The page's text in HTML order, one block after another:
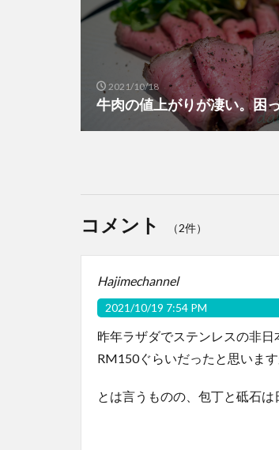
2021/10/18
牛肉の値上がりが凄い。困
コメント （2件）
Hajimechannel
2021/10/19 7:54 PM
昨年ラザダでステンレスの非日
RM150ぐらいだったと思いま
とは言うものの、包丁と砥石は